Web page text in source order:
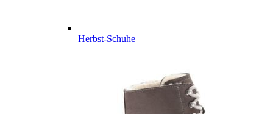
Herbst-Schuhe